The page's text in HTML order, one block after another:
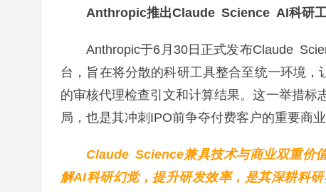
Anthropic推出Claude Science AI科研
Anthropic于6月30日正式发布Claude
台，旨在将分散的科研工具整合至统一环境，
的审核代理检查引文和计算结果。这一举措标
局，也是其冲刺IPO前争夺付费客户的重要商
Claude Science兼具技术与商业双重价
解AI科研幻觉，提升研发效率，是其深耕科